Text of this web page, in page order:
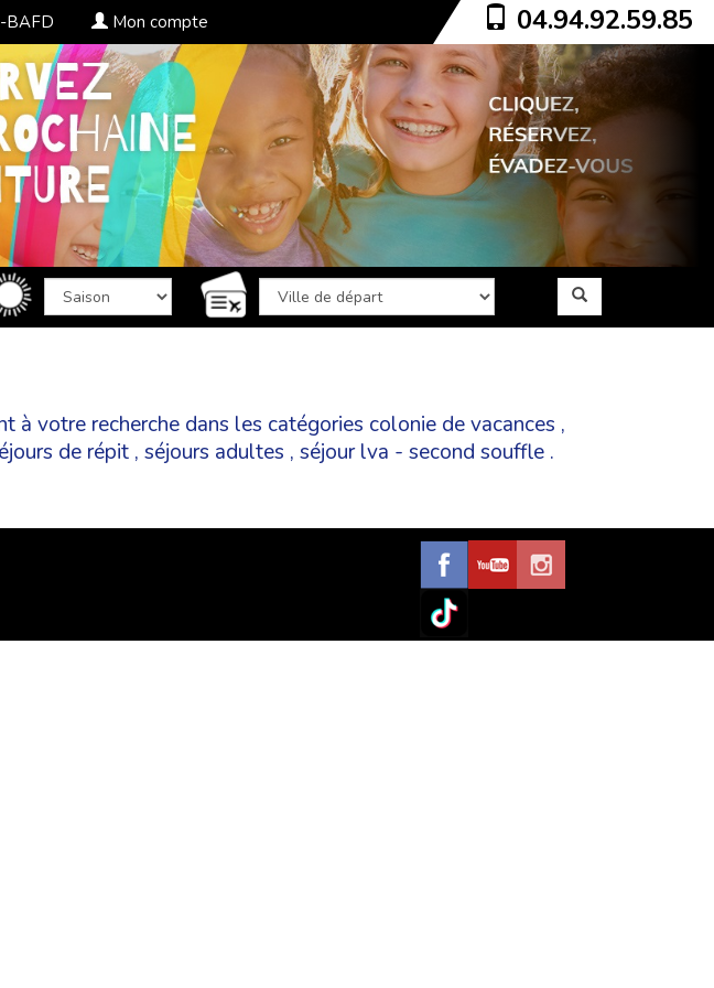
BAFD Mon compte 04.94.92.59.85
à votre recherche dans les catégories colonie de vacances ,
de répit , séjours adultes , séjour lva - second souffle .